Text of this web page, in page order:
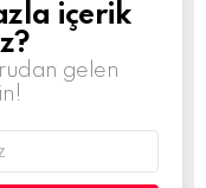
içerik
gelen